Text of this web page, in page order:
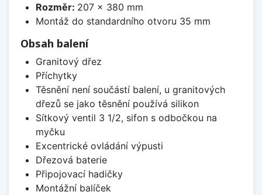
Rozměr: 207 x 380 mm
Montáž do standardního otvoru 35 mm
Obsah balení
Granitový dřez
Příchytky
Těsnění není součástí balení, u granitových
dřezů se jako těsnění používá silikon
Sítkový ventil 3 1/2, sifon s odbočkou na
myčku
Excentrické ovládání výpusti
Dřezová baterie
Připojovací hadičky
Montážní balíček